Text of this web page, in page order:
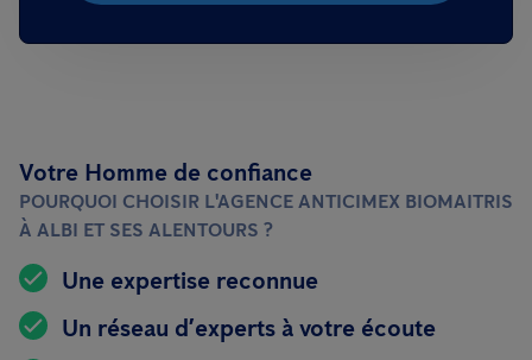
Votre Homme de confiance
POURQUOI CHOISIR L'AGENCE ANTICIMEX BIOMAITRIS
À ALBI ET SES ALENTOURS ?
Une expertise reconnue
Un réseau d’experts à votre écoute